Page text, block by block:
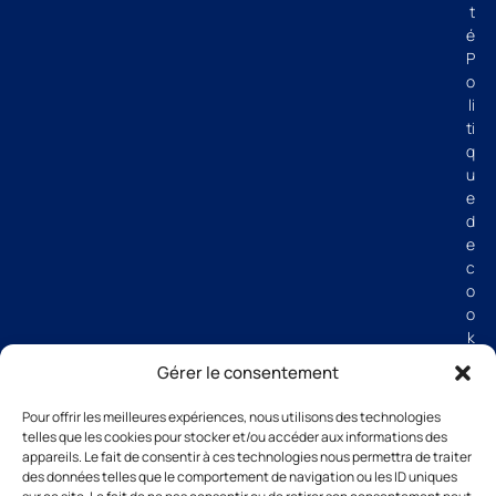
Gérer le consentement
Pour offrir les meilleures expériences, nous utilisons des technologies
telles que les cookies pour stocker et/ou accéder aux informations des
appareils. Le fait de consentir à ces technologies nous permettra de traiter
des données telles que le comportement de navigation ou les ID uniques
t
é
P
o
li
ti
q
u
e
d
e
c
o
o
k
e
e